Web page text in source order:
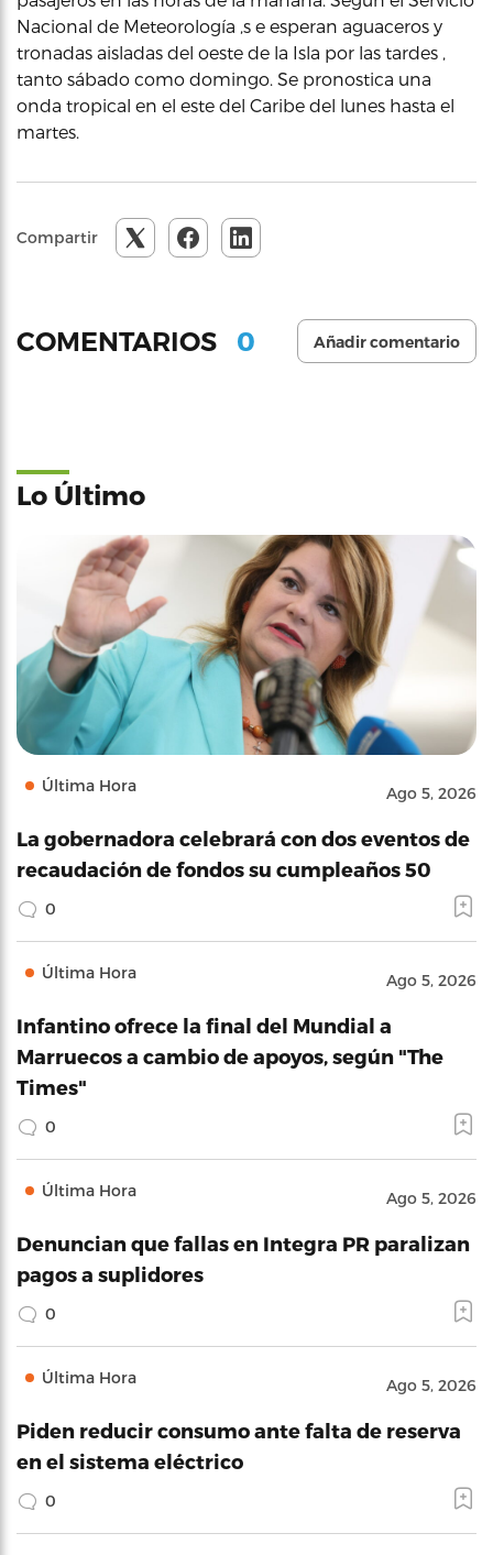
Nacional de Meteorología ,s e esperan aguaceros y
tronadas aisladas del oeste de la Isla por las tardes ,
tanto sábado como domingo. Se pronostica una
onda tropical en el este del Caribe del lunes hasta el
martes.
Compartir
COMENTARIOS 0 Añadir comentario
Lo Último
Última Hora Ago 5, 2026
La gobernadora celebrará con dos eventos de
recaudación de fondos su cumpleaños 50
0
Última Hora Ago 5, 2026
Infantino ofrece la final del Mundial a
Marruecos a cambio de apoyos, según "The
Times"
0
Última Hora Ago 5, 2026
Denuncian que fallas en Integra PR paralizan
pagos a suplidores
0
Última Hora Ago 5, 2026
Piden reducir consumo ante falta de reserva
en el sistema eléctrico
0